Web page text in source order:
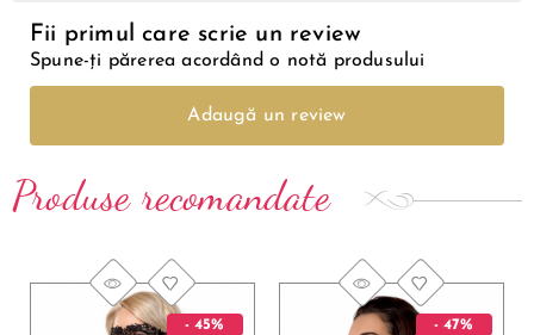
Fii primul care scrie un review
Spune-ți părerea acordând o notă produsului
Adaugă un review
Produse recomandate
- 45% - 47%